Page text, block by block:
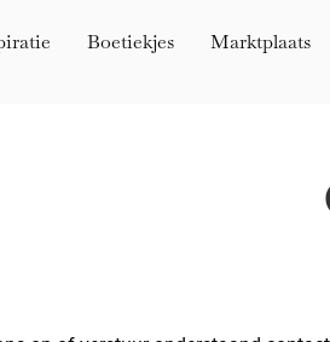
Boetiekjes Marktplaats